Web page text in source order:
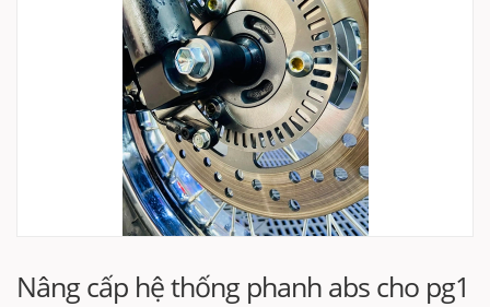
Nâng cấp hệ thống phanh abs cho pg1